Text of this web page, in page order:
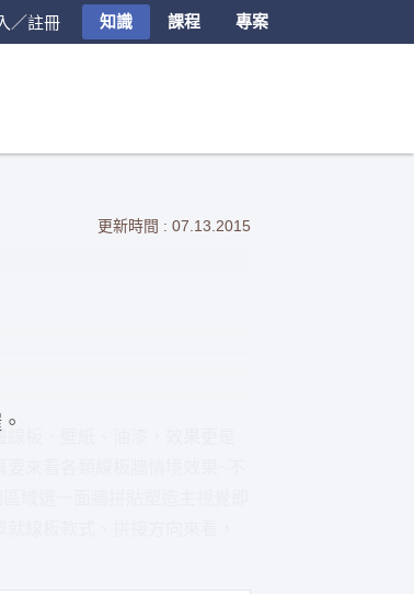
／註冊 知識 課程 專案
更新時間 : 07.13.2015
板、壁紙、油漆，效果更是
來看各類線板牆情境效果~不
域選一面牆拼貼塑造主視覺即